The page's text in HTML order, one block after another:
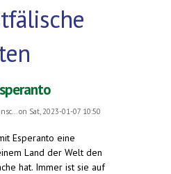
on Sat, 2023-01-07 10:50
Esperanto eine
Land der Welt den
hat. Immer ist sie auf